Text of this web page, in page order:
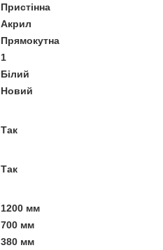
Пристінна
Акрил
Прямокутна
1
Білий
Новий
Так
Так
1200 мм
700 мм
380 мм